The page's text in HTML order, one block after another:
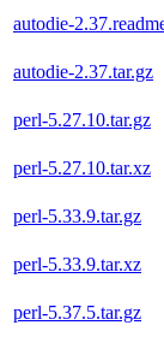
autodie-
autodie-2.37.tar.gz
perl-5.27.10.tar.gz
perl-5.27.10.tar.xz
perl-5.33.9.tar.gz
perl-5.33.9.tar.xz
perl-5.37.5.tar.gz